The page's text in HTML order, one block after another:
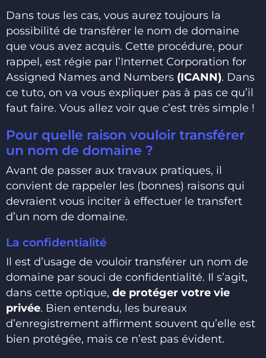
Dans tous les cas, vous aurez toujours la
possibilité de transférer le nom de domaine
que vous avez acquis. Cette procédure, pour
rappel, est régie par l’Internet Corporation for
Assigned Names and Numbers (ICANN). Dans
ce tuto, on va vous expliquer pas à pas ce qu’il
faut faire. Vous allez voir que c’est très simple !
Pour quelle raison vouloir transférer
un nom de domaine ?
Avant de passer aux travaux pratiques, il
convient de rappeler les (bonnes) raisons qui
devraient vous inciter à effectuer le transfert
d’un nom de domaine.
La confidentialité
Il est d’usage de vouloir transférer un nom de
domaine par souci de confidentialité. Il s’agit,
dans cette optique, de protéger votre vie
privée. Bien entendu, les bureaux
d’enregistrement affirment souvent qu’elle est
bien protégée, mais ce n’est pas évident.